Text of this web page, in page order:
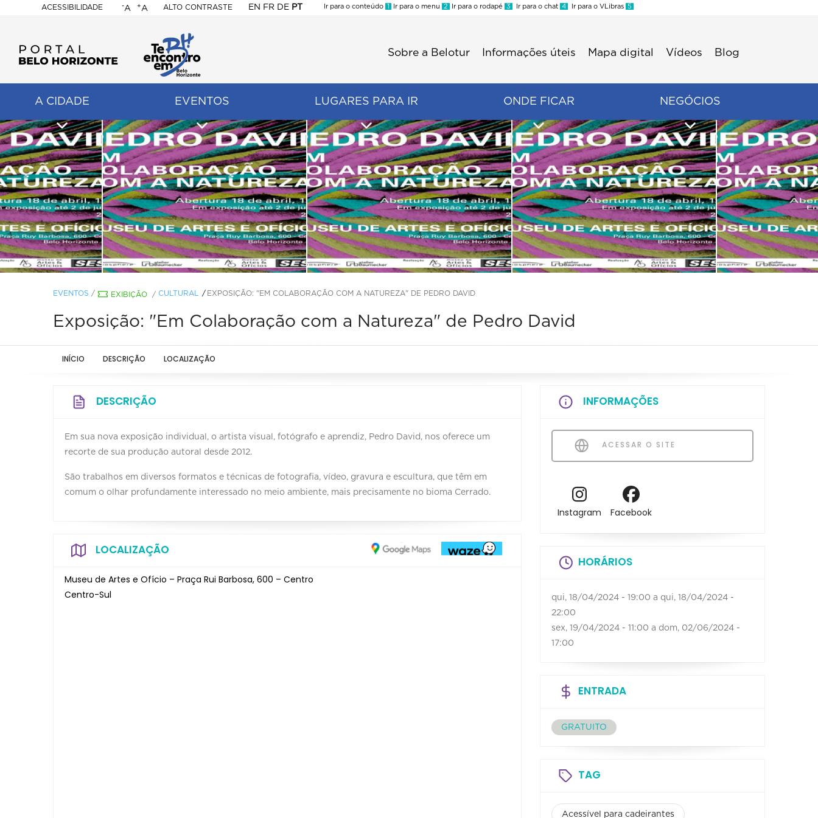
ACESSIBILIDADE
BELO
HORIZONTE
-A +A ALTO CONTRASTE EN FR DE PT
Ir para o conteúdo 1 Ir para o menu 2 Ir para o rodapé 3 Ir para o chat 4 Ir para o VLibras 5
Sobre a Belotur Informações úteis Mapa digital Vídeos Blog
A CIDADE EVENTOS LUGARES PARA IR ONDE FICAR NEGÓCIOS
EVENTOS / EXIBIÇÃO / CULTURAL EXPOSIÇÃO: "EM COLABORAÇÃO COM A NATUREZA" DE PEDRO DAVID
Exposição: "Em Colaboração com a Natureza" de Pedro David
INÍCIO DESCRIÇÃO LOCALIZAÇÃO
DESCRIÇÃO
Em sua nova exposição individual, o artista visual, fotógrafo e aprendiz, Pedro David, nos oferece um
recorte de sua produção autoral desde 2012.
São trabalhos em diversos formatos e técnicas de fotografia, vídeo, gravura e escultura, que têm em
comum o olhar profundamente interessado no meio ambiente, mais precisamente no bioma Cerrado.
LOCALIZAÇÃO
Museu de Artes e Ofício – Praça Rui Barbosa, 600 – Centro
Centro-Sul
INFORMAÇÕES
ACESSAR O SITE
Instagram Facebook
HORÁRIOS
qui, 18/04/2024 - 19:00 a qui, 18/04/2024 -
22:00
sex, 19/04/2024 - 11:00 a dom, 02/06/2024 -
17:00
ENTRADA
GRATUITO
TAG
Acessível para cadeirantes